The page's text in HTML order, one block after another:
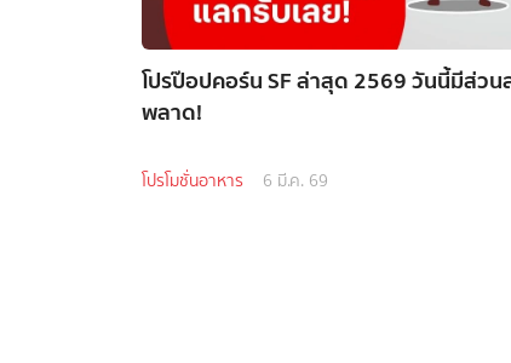
โปรป๊อปคอร์น SF ล่าสุด 2569 วันนี้มีส่ว
พลาด!
โปรโมชั่นอาหาร 6 มี.ค. 69